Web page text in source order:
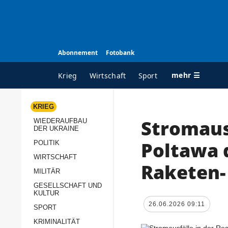
Abonnement Fotobank
Krieg Wirtschaft Sport mehr ☰
ALLE RUBRIKEN
Wiederaufbau der
Politik
Militär
KRIEG
WIEDERAUFBAU
DER UKRAINE
POLITIK
WIRTSCHAFT
MILITÄR
GESELLSCHAFT UND
KULTUR
SPORT
KRIMINALITÄT
Poltawa
26.06.2026 09:11